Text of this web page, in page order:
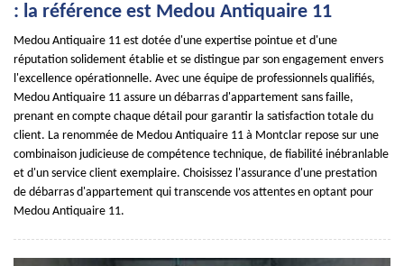
: la référence est Medou Antiquaire 11
Medou Antiquaire 11 est dotée d'une expertise pointue et d'une
réputation solidement établie et se distingue par son engagement envers
l'excellence opérationnelle. Avec une équipe de professionnels qualifiés,
Medou Antiquaire 11 assure un débarras d'appartement sans faille,
prenant en compte chaque détail pour garantir la satisfaction totale du
client. La renommée de Medou Antiquaire 11 à Montclar repose sur une
combinaison judicieuse de compétence technique, de fiabilité inébranlable
et d'un service client exemplaire. Choisissez l'assurance d'une prestation
de débarras d'appartement qui transcende vos attentes en optant pour
Medou Antiquaire 11.